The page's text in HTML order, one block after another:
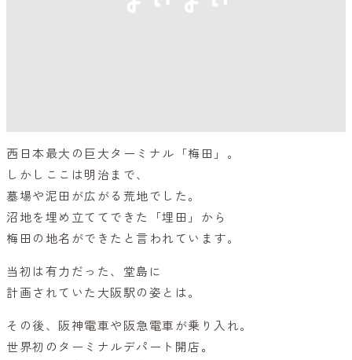
西日本最大の巨大ターミナル「梅田」。
しかしここは明治まで、
墓場や泥田が広がる荒地でした。
沼地を埋め立ててできた「埋田」から
梅田の地名ができたと言われています。
当初は有力だった、堂島に
計画されていた大阪駅の姿とは。
その後、阪神電車や阪急電車が乗り入れ。
世界初のターミナルデパート開店。